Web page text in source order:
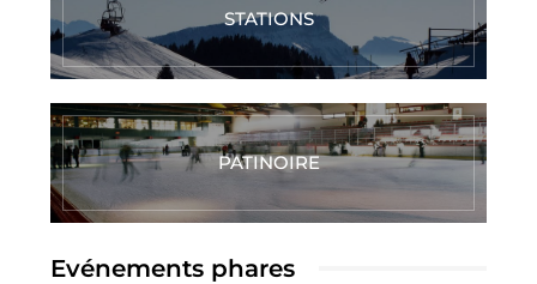
STATIONS
PATINOIRE
Evénements phares